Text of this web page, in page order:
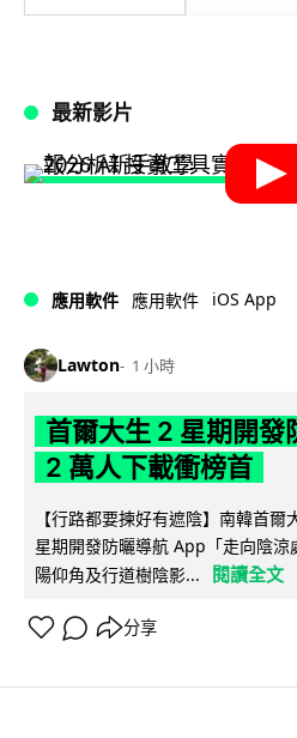
最新影片
應用軟件 應用軟件 iOS App
Lawton 1 小時
首爾大生 2 星期開發
2 萬人下載衝榜首
【行路都要揀好有遮陰】南韓首
星期開發防曬導航 App「走向陰
陽仰角及行道樹陰影...
閱讀全文
分享